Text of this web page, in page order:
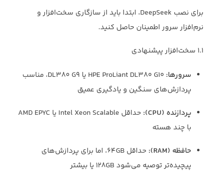
برای نصب DeepSeek، ابتدا باید از سازگاری سخت‌افزار و
نرم‌افزار سرور اطمینان حاصل کنید.
۱.۱ سخت‌افزار پیشنهادی
سرورها:
HPE ProLiant DL380 G10 یا DL380 G9، مناسب
پردازش‌های سنگین و یادگیری عمیق
پردازنده (CPU):
حداقل Intel Xeon Scalable یا AMD EPYC
با چند هسته
حافظه (RAM):
حداقل ۶۴GB، اما برای پردازش‌های
پیچیده‌تر توصیه می‌شود ۱۲۸GB یا بیشتر